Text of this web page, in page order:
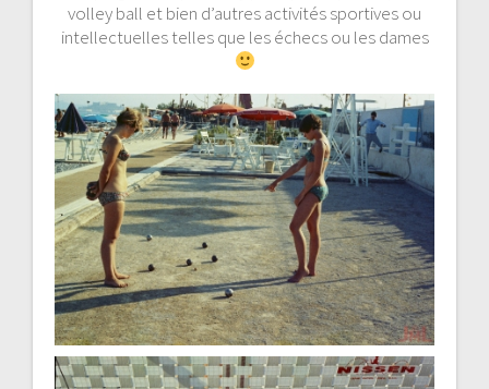
volley ball et bien d’autres activités sportives ou
intellectuelles telles que les échecs ou les dames